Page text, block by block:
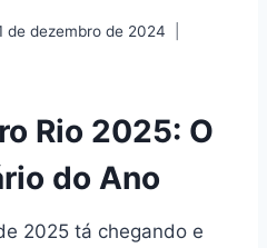
de dezembro de 2024
Rio 2025: O
do Ano
2025 tá chegando e